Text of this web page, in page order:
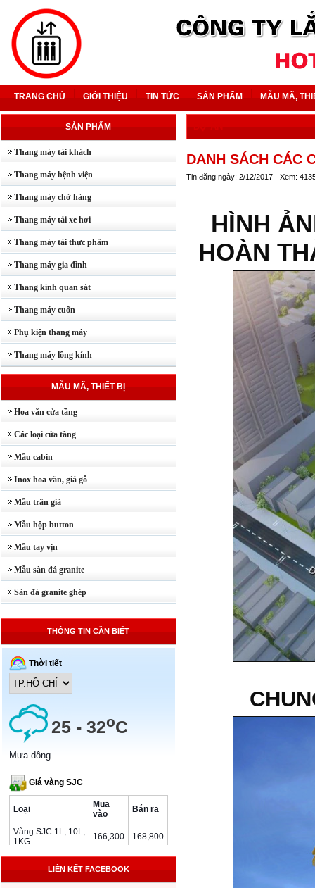
TRANG CHỦ GIỚI THIỆU TIN TỨC SẢN PHẨM MẪU MÃ,
SẢN PHẨM
Thang máy tải khách
Thang máy bệnh viện
Thang máy chở hàng
Thang máy tải xe hơi
Thang máy tải thực phẩm
Thang máy gia đình
Thang kính quan sát
Thang máy cuốn
Phụ kiện thang máy
Thang máy lồng kính
MẪU MÃ, THIẾT BỊ
Hoa văn cửa tầng
Các loại cửa tầng
Mẫu cabin
Inox hoa văn, giả gỗ
Mẫu trần giả
Mẫu hộp button
Mẫu tay vịn
Mẫu sàn đá granite
Sàn đá granite ghép
THÔNG TIN CẦN BIẾT
LIÊN KẾT FACEBOOK
DANH SÁCH CÁC
Tin đăng ngày: 2/12/2017 - Xem:
HÌNH
HOÀN